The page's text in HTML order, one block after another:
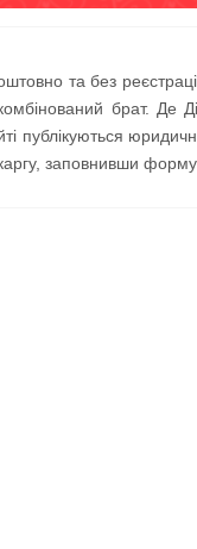
та без
комбінований брат.
публікуються
заповнивши форму